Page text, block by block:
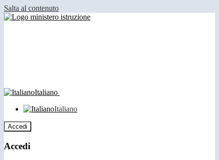
Salta al contenuto
Italiano
Italiano
Accedi
Accedi